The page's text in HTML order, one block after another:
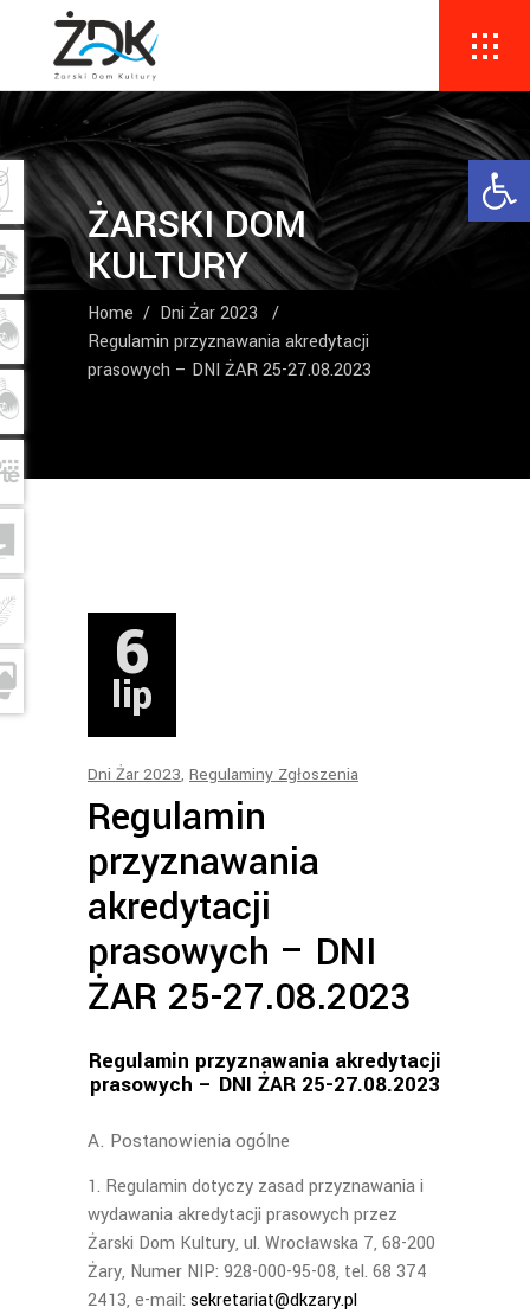
ŻARSKI DOM
KULTURY
Home / Dni Żar 2023
/
Regulamin przyznawania akredytacji
prasowych – DNI ŻAR 25-27.08.2023
6
lip
Dni Żar 2023, Regulaminy Zgłoszenia
Regulamin
przyznawania
akredytacji
prasowych – DNI
ŻAR 25-27.08.2023
Regulamin przyznawania akredytacji
prasowych – DNI ŻAR 25-27.08.2023
A. Postanowienia ogólne
Regulamin dotyczy zasad przyznawania i
wydawania akredytacji prasowych przez
Żarski Dom Kultury, ul. Wrocławska 7, 68-200
Żary, Numer NIP: 928-000-95-08, tel. 68 374
2413, e-mail: sekretariat@dkzary.pl